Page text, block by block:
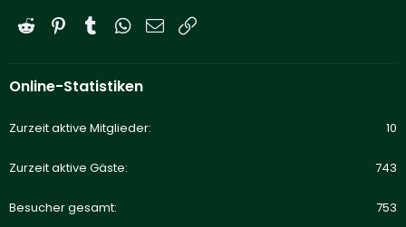
Reddit PinterestTumblrWhatsApp
E-Mail
Online-Statistiken
Zurzeit aktive Mitglieder 10
Zurzeit aktive Gäste 743
Besucher gesamt 753